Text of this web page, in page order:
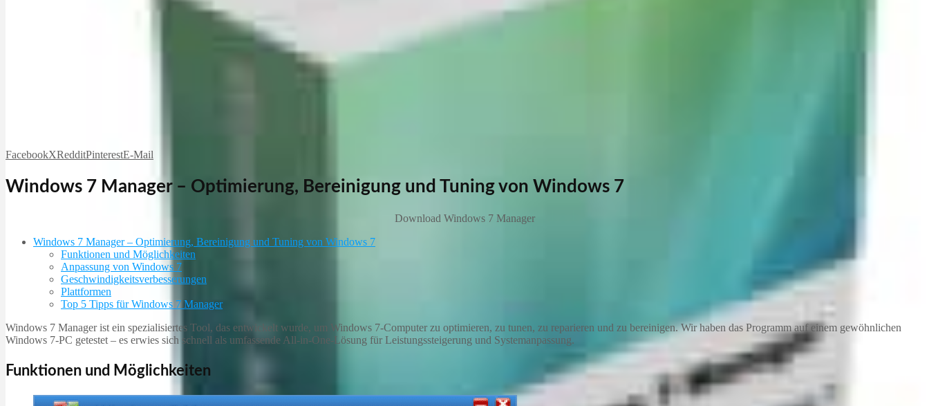
FacebookXRedditPinterestE-Mail
Windows 7 Manager – Optimierung, Bereinigung und Tuning von Windows 7
Download Windows 7 Manager
Windows 7 Manager – Optimierung, Bereinigung und Tuning von Windows 7
Funktionen und Möglichkeiten
Anpassung von Windows 7
Geschwindigkeitsverbesserungen
Plattformen
Top 5 Tipps für Windows 7 Manager
Windows 7 Manager ist ein spezialisiertes Tool, das entwickelt wurde, um Windows 7-Computer zu optimieren, zu tunen, zu reparieren und zu bereinigen. Wir haben das Programm auf einem gewöhnlichen
Windows 7-PC getestet – es erwies sich schnell als umfassende All-in-One-Lösung für Leistungssteigerung und Systemanpassung.
Funktionen und Möglichkeiten